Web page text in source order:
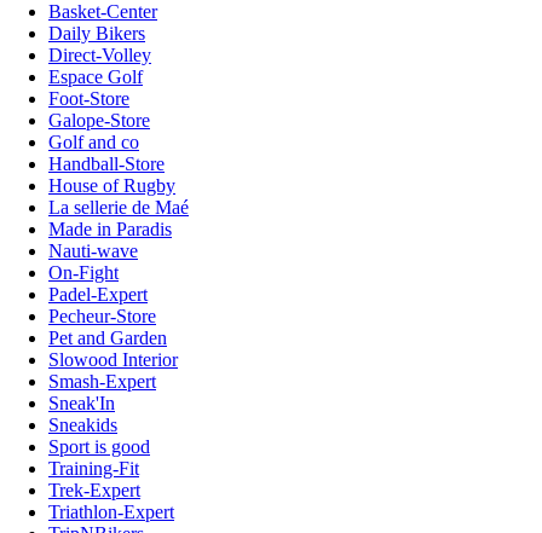
Basket-Center
Daily Bikers
Direct-Volley
Espace Golf
Foot-Store
Galope-Store
Golf and co
Handball-Store
House of Rugby
La sellerie de Maé
Made in Paradis
Nauti-wave
On-Fight
Padel-Expert
Pecheur-Store
Pet and Garden
Slowood Interior
Smash-Expert
Sneak'In
Sneakids
Sport is good
Training-Fit
Trek-Expert
Triathlon-Expert